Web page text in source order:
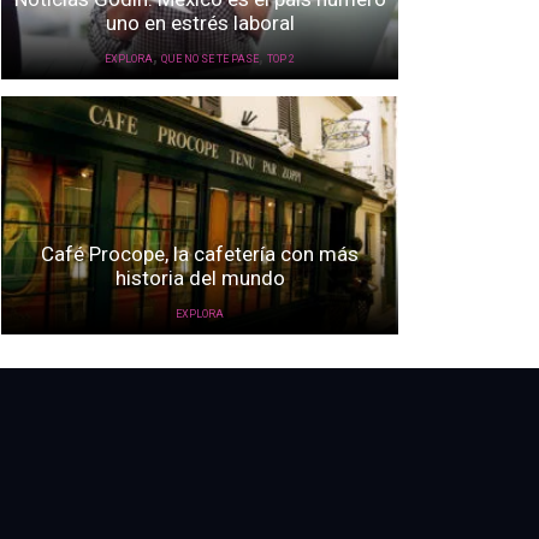
uno en estrés laboral
EXPLORA,QUE NO SE TE PASE, TOP 2
Café Procope, la cafetería con más
historia del mundo
EXPLORA